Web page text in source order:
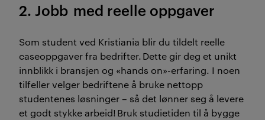
2. Jobb med reelle oppgaver
Som student ved Kristiania blir du tildelt reelle
caseoppgaver fra bedrifter.Dette gir deg et unikt
innblikk i bransjen og «hands on»-erfaring. I noen
tilfeller velger bedriftene å bruke nettopp
studentenes løsninger– så det lønner seg å levere
et godt stykke arbeid!Bruk studietiden til å bygge